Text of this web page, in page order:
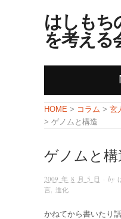
はしもち
を考える
HOME > コラム > 玄
> ゲノムと構造
ゲノムと構
2009 年 8 月 5 日 · by
言, 進化
かねてから書いたり